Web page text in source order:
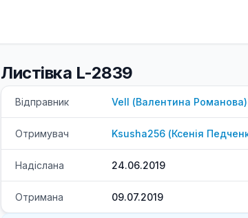
Листівка L-2839
Відправник Vell (Валентина Романова)
Отримувач Ksusha256 (Ксенія
Надіслана 24.06.2019
Отримана 09.07.2019